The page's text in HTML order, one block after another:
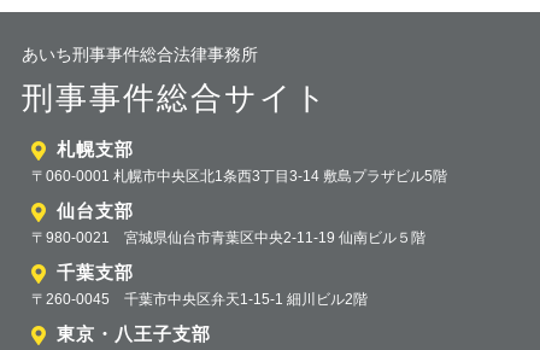
あいち刑事事件総合法律事務所
刑事事件総合サイト
札幌支部
〒060-0001 札幌市中央区北1条西3丁目3-14 敷島プラザビル5階
仙台支部
〒980-0021 宮城県仙台市青葉区中央2-11-19 仙南ビル５階
千葉支部
〒260-0045 千葉市中央区弁天1-15-1 細川ビル2階
東京・八王子支部